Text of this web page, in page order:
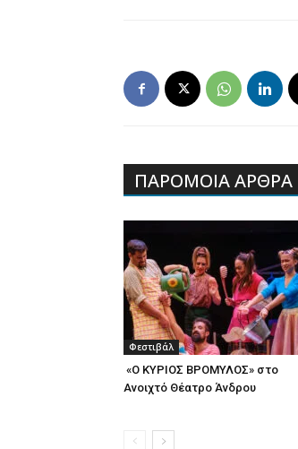
ΠΑΡΟΜΟΙΑ ΑΡΘΡΑ
Φεστιβάλ
«Ο ΚΥΡΙΟΣ ΒΡΟΜΥΛΟΣ» στο
Ανοιχτό Θέατρο Άνδρου